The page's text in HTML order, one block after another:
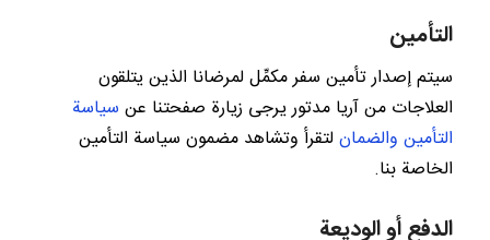
التأمين
سيتم إصدار تأمين سفر مكمِّل لمرضانا الذين يتلقون
العلاجات من آريا مدتور يرجى زيارة صفحتنا عن سياسة
التأمين والضمانلتقرأ وتشاهد مضمون سياسة التأمين
الخاصة بنا.
الدفع أو الوديعة